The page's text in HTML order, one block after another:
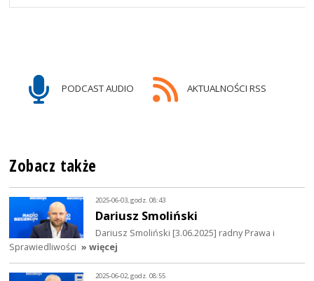
PODCAST AUDIO AKTUALNOŚCI RSS
Zobacz także
2025-06-03, godz. 08:43
Dariusz Smoliński
Dariusz Smoliński [3.06.2025] radny Prawa i
Sprawiedliwości » więcej
2025-06-02, godz. 08:55